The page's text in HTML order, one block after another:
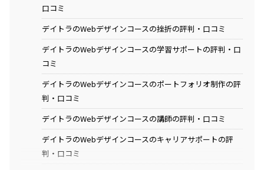
口コミ
デイトラのWebデザインコースの挫折の評判・口コミ
デイトラのWebデザインコースの学習サポートの評判・口
コミ
デイトラのWebデザインコースのポートフォリオ制作の評
判・口コミ
デイトラのWebデザインコースの講師の評判・口コミ
デイトラのWebデザインコースのキャリアサポートの評
判・口コミ